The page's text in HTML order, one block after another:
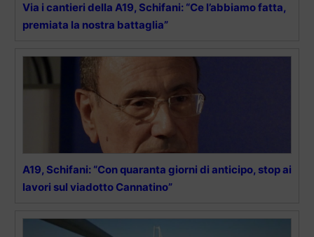
Via i cantieri della A19, Schifani: “Ce l’abbiamo fatta,
premiata la nostra battaglia”
A19, Schifani: “Con quaranta giorni di anticipo, stop ai
lavori sul viadotto Cannatino”